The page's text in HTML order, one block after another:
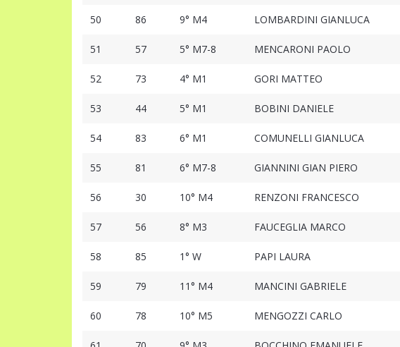
50 86 9° M4 LOMBARDINI GIANLUCA
51 57 5° M7-8 MENCARONI PAOLO
52 73 4° M1 GORI MATTEO
53 44 5° M1 BOBINI DANIELE
54 83 6° M1 COMUNELLI GIANLUCA
55 81 6° M7-8 GIANNINI GIAN PIERO
56 30 10° M4 RENZONI FRANCESCO
57 56 8° M3 FAUCEGLIA MARCO
58 85 1° W PAPI LAURA
59 79 11° M4 MANCINI GABRIELE
60 78 10° M5 MENGOZZI CARLO